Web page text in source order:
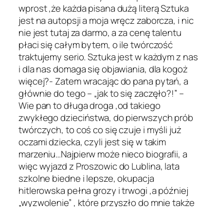
wprost ,że każda pisana dużą literą Sztuka
jest na autopsji a moja wręcz zaborcza, i nic
nie jest tutaj za darmo, a za cenę talentu
płaci się całym bytem, o ile twórczość
traktujemy serio. Sztuka jest w każdym z nas
i dla nas domaga się objawiania, dla kogoż
więcej?- Zatem wracając do pana pytań, a
głównie do tego – „jak to się zaczęło?!” –
Wie pan to długa droga ,od takiego
zwykłego dzieciństwa, do pierwszych prób
twórczych, to coś co się czuje i myśli już
oczami dziecka, czyli jest się w takim
marzeniu…Najpierw może nieco biografii, a
więc wyjazd z Proszowic do Lublina, lata
szkolne biedne i lepsze, okupacja
hitlerowska pełna grozy i trwogi ,a później
„wyzwolenie” , które przyszło do mnie także